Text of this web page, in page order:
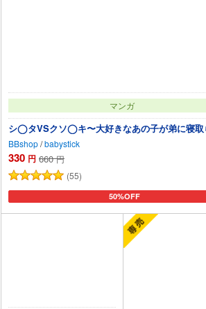
マンガ
シ◯タVSクソ◯キ〜大好きなあの子が弟に寝取
BBshop/babystick
330 円 660 円
(55)
50%OFF
カートに追加